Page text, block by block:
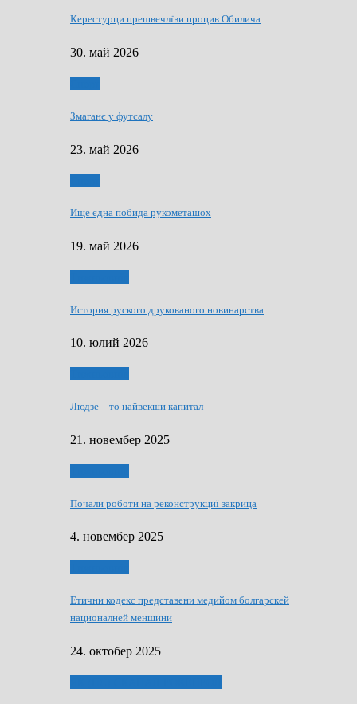
Керестурци прешвечлїви процив Обилича
30. май 2026
Змаганє у футсалу
23. май 2026
Ище єдна побида рукометашох
19. май 2026
История руского друкованого новинарства
10. юлий 2026
Людзе – то найвекши капитал
21. новембер 2025
Почали роботи на реконструкциї закрица
4. новембер 2025
Етични кодекс представени медийом болгарскей
националней меншини
24. октобер 2025